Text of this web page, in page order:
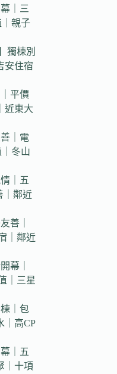
｜三
親子
獨棟別
安住宿
平價
近東大
｜電
冬山
｜五
｜鄰近
善｜
｜鄰近
幕｜
｜三星
｜包
｜高CP
｜五
｜十項